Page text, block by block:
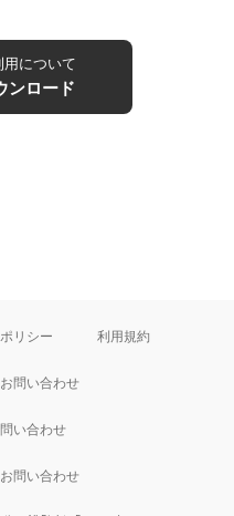
用について
ンロード
リシー 利用規約
問い合わせ
い合わせ
問い合わせ